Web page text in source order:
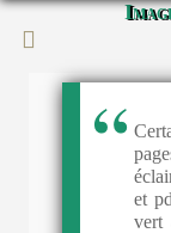
et
vert